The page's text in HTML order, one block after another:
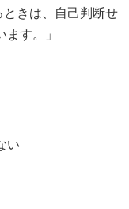
ときは、自己判断せ
す。」
い